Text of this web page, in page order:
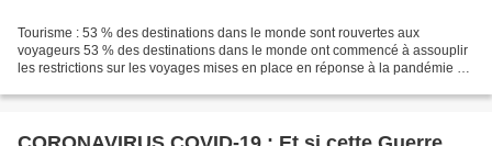
Tourisme : 53 % des destinations dans le monde sont rouvertes aux
voyageurs 53 % des destinations dans le monde ont commencé à assouplir
les restrictions sur les voyages mises en place en réponse à la pandémie de